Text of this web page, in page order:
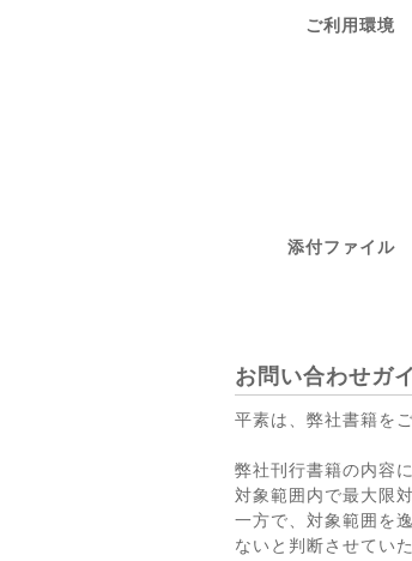
ご利用環境
添付ファイル
お問い合わせガ
平素は、弊社書籍を
弊社刊行書籍の内容
対象範囲内で最大限
一方で、対象範囲を
ないと判断させてい